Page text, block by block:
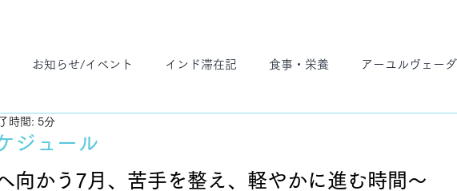
お知らせ/イベント インド滞在記 食事・栄養 アーユルヴェーダ
学 プライベート
ジュール
時間: 5分
向かう7月、苦手を整え、軽やかに進む時間〜